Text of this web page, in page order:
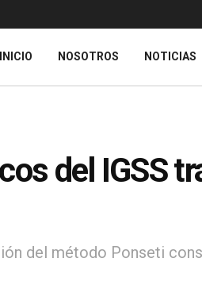
INICIO NOSOTROS NOTICIAS
del IGSS
del método Ponseti